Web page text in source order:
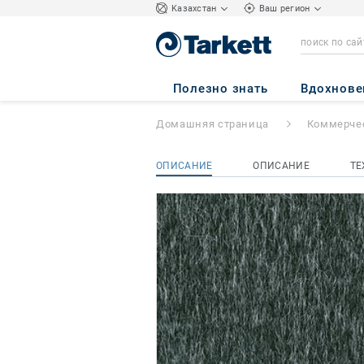
Kазахстан Ваш регион
Полезно знать
Lita - Lita G011
Домашняя страница
ОПИСАНИЕ ОПИСАНИЕ